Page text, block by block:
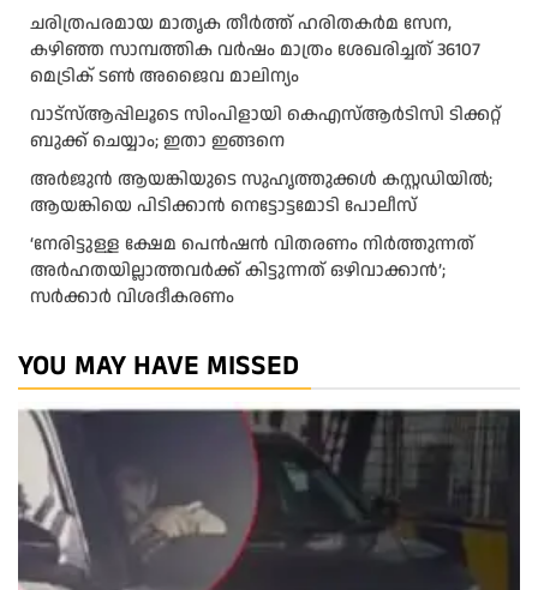
ചരിത്രപരമായ മാതൃക തീര്‍ത്ത് ഹരിതകര്‍മ സേന,
കഴിഞ്ഞ സാമ്പത്തിക വര്‍ഷം മാത്രം ശേഖരിച്ചത് 36107
മെട്രിക് ടണ്‍ അജൈവ മാലിന്യം
വാട്‌സ്ആപ്പിലൂടെ സിംപിളായി കെഎസ്ആര്‍ടിസി ടിക്കറ്റ്
ബുക്ക് ചെയ്യാം; ഇതാ ഇങ്ങനെ
അർജുൻ ആയങ്കിയുടെ സുഹൃത്തുക്കൾ കസ്റ്റഡിയിൽ;
ആയങ്കിയെ പിടിക്കാൻ നെട്ടോട്ടമോടി പോലീസ്
‘നേരിട്ടുള്ള ക്ഷേമ പെൻഷൻ വിതരണം നി‍‍ർത്തുന്നത്
അർഹതയില്ലാത്തവർക്ക് കിട്ടുന്നത് ഒഴിവാക്കാൻ’;
സർക്കാ‍ർ വിശദീകരണം
YOU MAY HAVE MISSED